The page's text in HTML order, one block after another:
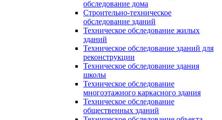
обследование дома
Строительно-техническое
обследование зданий
Техническое обследование жилых
зданий
Техническое обследование зданий для
реконструкции
Техническое обследование здания
школы
Техническое обследование
многоэтажного каркасного здания
Техническое обследование
общественных зданий